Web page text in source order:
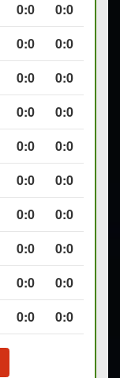
0:0
0:0
0:0
0:0
0:0
0:0
0:0
0:0
0:0
0:0
0:0
0:0
0:0
0:0
0:0
0:0
0:0
0:0
0:0 0:0